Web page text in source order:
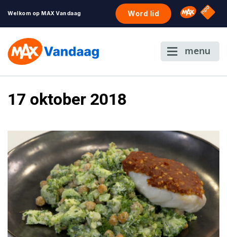
Welkom op MAX Vandaag Word lid Omroep
NPO
menu
17 oktober 2018